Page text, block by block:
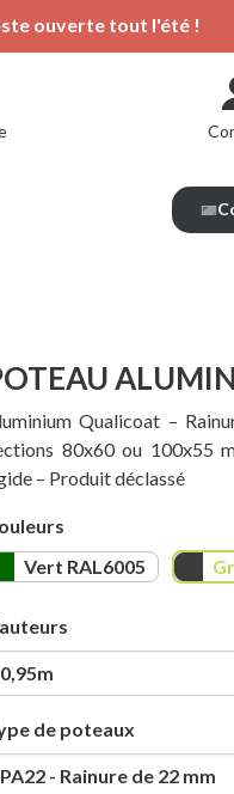
ouverte tout l'été !
Qualicoat –
80x60 ou 100x55
– Produit déclassé
RAL6005
Vert RAL6005
Gris
de poteaux